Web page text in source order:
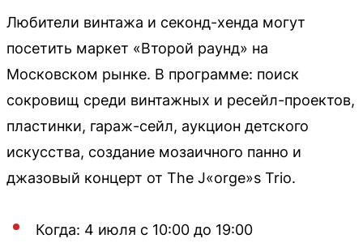
Любители винтажа и секонд-хенда могут
посетить маркет «Второй раунд» на
Московском рынке. В программе: поиск
сокровищ среди винтажных и ресейл-проектов,
пластинки, гараж-сейл, аукцион детского
искусства, создание мозаичного панно и
джазовый концерт от The J«orge»s Trio.
Когда: 4 июля с 10:00 до 19:00